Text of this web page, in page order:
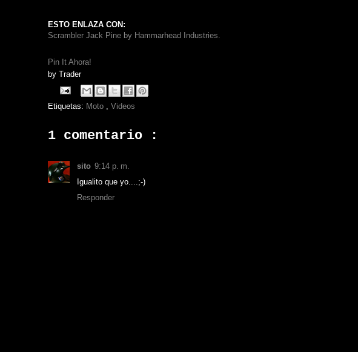
ESTO ENLAZA CON:
Scrambler Jack Pine by Hammarhead Industries.
Pin It Ahora!
by Trader
Etiquetas: Moto Videos
1 comentario :
sito 9:14 p. m.
Igualito que yo....;-)
Responder